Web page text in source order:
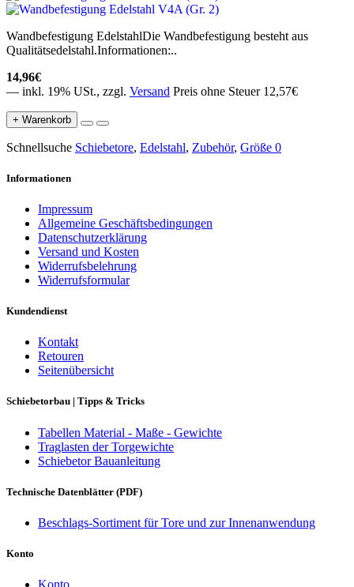
Wandbefestigung EdelstahlDie Wandbefestigung besteht aus
Qualitätsedelstahl.Informationen:..
14,96€
— inkl. 19% USt., zzgl. Versand Preis ohne Steuer 12,57€
+ Warenkorb
Schnellsuche Schiebetore, Edelstahl, Zubehör, Größe 0
Informationen
Impressum
Allgemeine Geschäftsbedingungen
Datenschutzerklärung
Versand und Kosten
Widerrufsbelehrung
Widerrufsformular
Kundendienst
Kontakt
Retouren
Seitenübersicht
Schiebetorbau | Tipps & Tricks
Tabellen Material - Maße - Gewichte
Traglasten der Torgewichte
Schiebetor Bauanleitung
Technische Datenblätter (PDF)
Beschlags-Sortiment für Tore und zur Innenanwendung
Konto